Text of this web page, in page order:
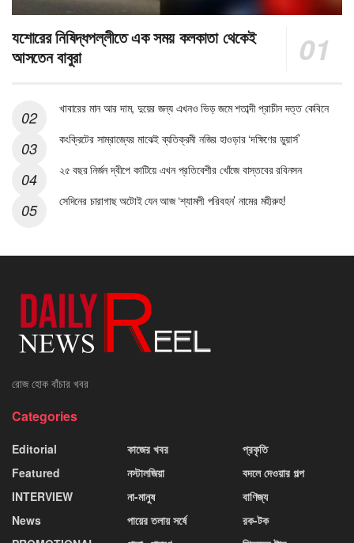
যশোরের নিষিদ্ধপল্লীতে এক সময় কলকাতা থেকেই
আসতেন বাবুরা
খাবারের মান আর দাম, দুয়ের জন্য এখনও ভিড় জমে শতাব্দী প্রাচীন দত্ত কেবিনে
কংক্রিটের সাম্রাজ্যের মাঝেই ব্যতিক্রমী নজির হাওড়ার ‘দক্ষিণের ডুয়ার্স’
২৫ বছর নির্জন দ্বীপে কাটিয়ে এখন প্রতিবেশীর খোঁজে বাস্তবের রবিনসন
সেদিনের চারাগাছ অটোই যেন আজ ‘শ্যামলী পরিবহন’ নামের মহীরুহ!
রোজ হোক বাঁচার খবর
Categories
Editorial
Featured
INTERVIEW
News
কাজের খবর
নস্টালজিয়া
না-মানুষ
পায়ের তলায় সর্ষে
প্রকৃতি
বদলে দেওয়ার গল্প
বাণিজ্য
রক-টক